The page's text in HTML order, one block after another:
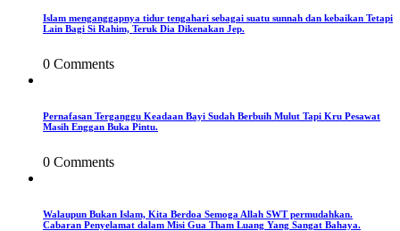
Islam menganggapnya tidur tengahari sebagai suatu sunnah dan kebaikan Tetapi
Lain Bagi Si Rahim, Teruk Dia Dikenakan Jep.
0 Comments
Pernafasan Terganggu Keadaan Bayi Sudah Berbuih Mulut Tapi Kru Pesawat
Masih Enggan Buka Pintu.
0 Comments
Walaupun Bukan Islam, Kita Berdoa Semoga Allah SWT permudahkan.
Cabaran Penyelamat dalam Misi Gua Tham Luang Yang Sangat Bahaya.